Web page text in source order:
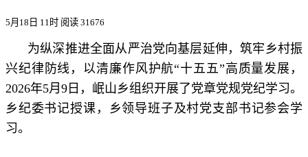
5月18日 11时 阅读 31676
为纵深推进全面从严治党向基层延伸，筑牢乡村振
兴纪律防线，以清廉作风护航“十五五”高质量发展，
2026年5月9日，岷山乡组织开展了党章党规党纪学习。
乡纪委书记授课，乡领导班子及村党支部书记参会学
习。